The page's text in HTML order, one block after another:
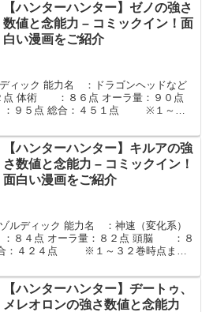
【ハンターハンター】ゼノの強さ
数値と念能力 – コミックイン！面
白い漫画をご紹介
ック 能力名 ：ドラゴンヘッドなど
体術 ：８６点 オーラ量：９０点
５点 総合：４５１点 ※１～３
【ハンターハンター】キルアの強
さ数値と念能力 – コミックイン！
面白い漫画をご紹介
ディック 能力名 ：神速（変化系）
４点 オーラ量：８２点 頭脳 ：８
：４２４点 ※１～３２巻時点まで
【ハンターハンター】ヂートゥ、
メレオロンの強さ数値と念能力